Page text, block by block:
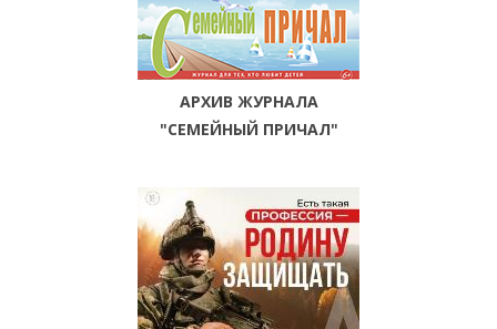
АРХИВ ЖУРНАЛА
"СЕМЕЙНЫЙ ПРИЧАЛ"